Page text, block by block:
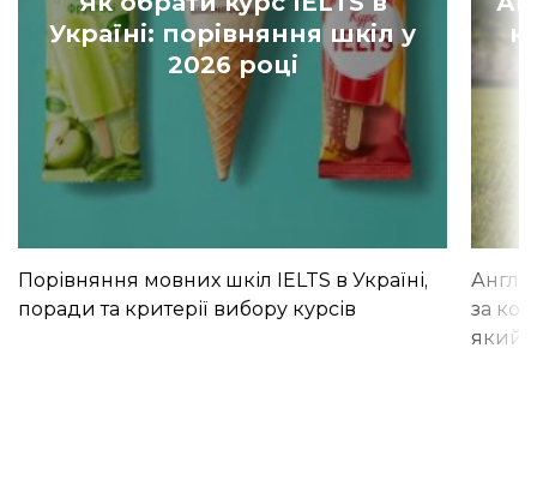
Україні: порівняння шкіл у
2026 році
Порівняння мовних шкіл IELTS в Україні,
поради та критерії вибору курсів
за
який